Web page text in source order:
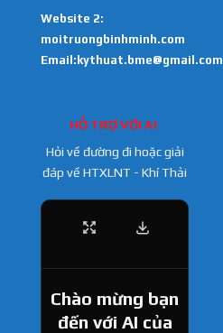
Website 2:
moitruongbinhminh.com
Email:kythuat.bme@gmail.com
HỖ TRỢ VỚI AI
Hỏi về đường đi hoặc giải
đáp về HTXLNT - Khí Thải
Chào mừng bạn
đến với AI của